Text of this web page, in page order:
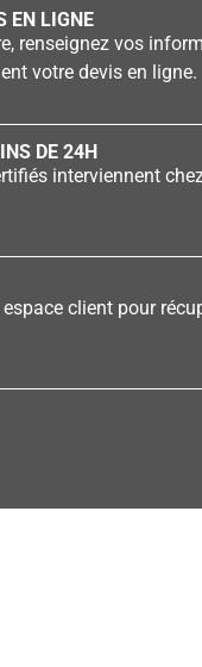
EN LIGNE
renseignez vos
votre devis en ligne.
DE 24H
interviennent
client pour